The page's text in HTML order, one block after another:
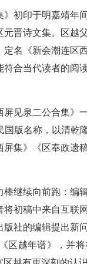
初印于明嘉靖年
晋诗文集。区越
名《新会潮连区
合当代读者的阅
见泉二公合集》
版名称，以清乾
集》《区奉政遗
继续向前跑：编
初稿中来自互联
社的编辑提出新
区越年谱》，并